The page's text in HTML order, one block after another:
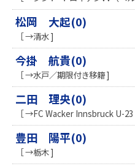
松岡 大起(0)
［ →清水 ]
今掛 航貴(0)
［ →水戸／期限付き移籍 ]
二田 理央(0)
［ →FC Wacker Innsbruck U-
豊田 陽平(0)
［ →栃木 ]